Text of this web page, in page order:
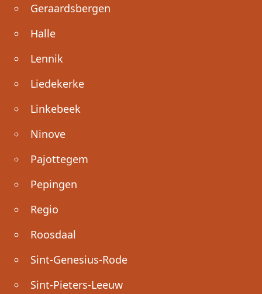
Geraardsbergen
Halle
Lennik
Liedekerke
Linkebeek
Ninove
Pajottegem
Pepingen
Regio
Roosdaal
Sint-Genesius-Rode
Sint-Pieters-Leeuw